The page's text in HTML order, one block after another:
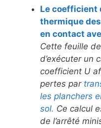
Le coefficient
thermique
en contact
Cette feuille
d’exécuter un
coefficient U
pertes par
les planchers
sol. Ce calcul
de l’arrêté